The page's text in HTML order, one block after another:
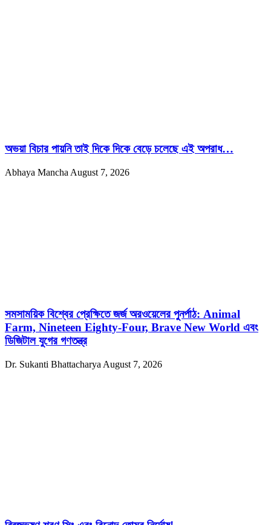
অভয়া বিচার পায়নি তাই দিকে দিকে বেড়ে চলেছে এই অপরাধ…
Abhaya Mancha August 7, 2026
সমসাময়িক বিশ্বের প্রেক্ষিতে জর্জ অরওয়েলের পুনর্পাঠ: Animal
Farm, Nineteen Eighty-Four, Brave New World এবং
ডিজিটাল যুগের গণতন্ত্র
Dr. Sukanti Bhattacharya August 7, 2026